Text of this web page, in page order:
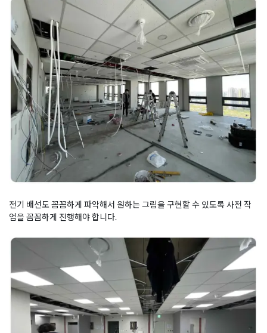
전기 배선도 꼼꼼하게 파악해서 원하는 그림을 구현할 수 있도록 사전 작
업을 꼼꼼하게 진행해야 합니다.